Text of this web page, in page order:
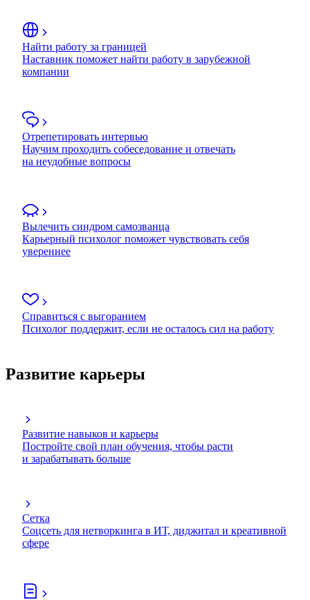
Найти работу за границей
Наставник поможет найти работу в зарубежной
компании
Отрепетировать интервью
Научим проходить собеседование и отвечать
на неудобные вопросы
Вылечить синдром самозванца
Карьерный психолог поможет чувствовать себя
увереннее
Справиться с выгоранием
Психолог поддержит, если не осталось сил на работу
Развитие карьеры
Развитие навыков и карьеры
Постройте свой план обучения, чтобы расти
и зарабатывать больше
Сетка
Соцсеть для нетворкинга в ИТ, диджитал и креативной
сфере